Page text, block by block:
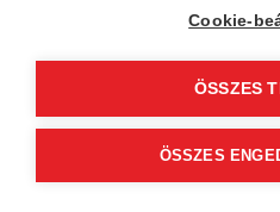
Cookie-
ÖSSZES
ÖSSZES
kötelezettség teljesítésének
Szerződéses jogviszony esetén
felhatalmazás alapján
ezen adatok törlésre kerülnek.